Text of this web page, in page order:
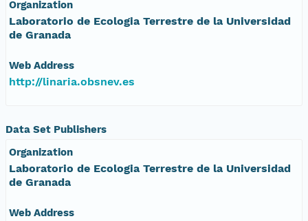
Organization
Laboratorio de Ecologia Terrestre de la Universidad
de Granada
Web Address
http://linaria.obsnev.es
Data Set Publishers
Organization
Laboratorio de Ecologia Terrestre de la Universidad
de Granada
Web Address